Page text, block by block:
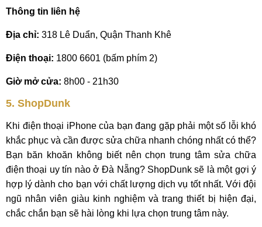
Thông tin liên hệ
Địa chỉ: 318 Lê Duẩn, Quận Thanh Khê
Điện thoại: 1800 6601 (bấm phím 2)
Giờ mở cửa: 8h00 - 21h30
5. ShopDunk
Khi điện thoại iPhone của bạn đang gặp phải một số lỗi khó
khắc phục và cần được sửa chữa nhanh chóng nhất có thể?
Bạn băn khoăn không biết nên chọn trung tâm sửa chữa
điện thoại uy tín nào ở Đà Nẵng? ShopDunk sẽ là một gợi ý
hợp lý dành cho bạn với chất lượng dịch vụ tốt nhất. Với đội
ngũ nhân viên giàu kinh nghiệm và trang thiết bị hiện đại,
chắc chắn bạn sẽ hài lòng khi lựa chọn trung tâm này.